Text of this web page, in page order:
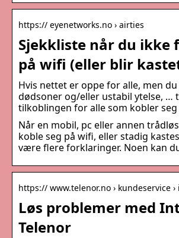
https:// eyenetworks.no › airties
Sjekkliste når du ikke
på wifi (eller blir
Hvis nettet er oppe for alle, men
dødsoner og/eller ustabil ytelse, …
tilkoblingen for alle som kobler
Når en mobil, pc eller annen
koble seg på wifi, eller stadig
være flere forklaringer. Noen kan
https:// www.telenor.no › kundeservice
Løs problemer med
Telenor